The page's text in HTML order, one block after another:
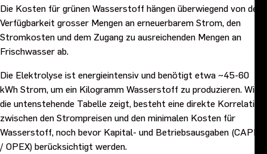
Die Kosten für grünen Wasserstoff hängen überwiegend von der
Verfügbarkeit grosser Mengen an erneuerbarem Strom, den
Stromkosten und dem Zugang zu ausreichenden Mengen an
Frischwasser ab.
Die Elektrolyse ist energieintensiv und benötigt etwa ~45-60
kWh Strom, um ein Kilogramm Wasserstoff zu produzieren. Wie
die untenstehende Tabelle zeigt, besteht eine direkte Korrelation
zwischen den Strompreisen und den minimalen Kosten für
Wasserstoff, noch bevor Kapital- und Betriebsausgaben (CAPEX
/ OPEX) berücksichtigt werden.